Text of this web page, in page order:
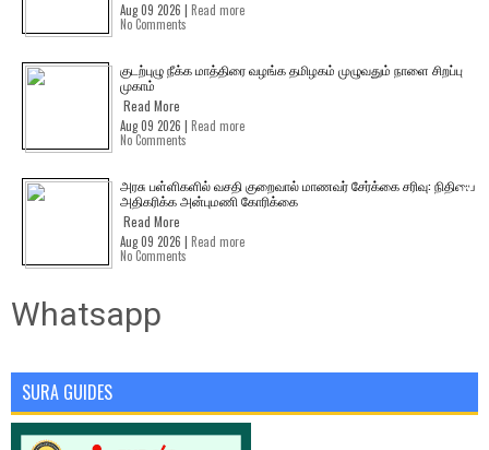
Aug 09 2026 | Read more
No Comments
குடற்புழு நீக்க மாத்திரை வழங்க தமிழகம் முழுவதும் நாளை சிறப்பு
முகாம்
Read More
Aug 09 2026 | Read more
No Comments
அரசு பள்ளிகளில் வசதி குறைவால் மாணவர் சேர்க்கை சரிவு: நிதியை
அதிகரிக்க அன்புமணி கோரிக்கை
Read More
Aug 09 2026 | Read more
No Comments
Whatsapp
SURA GUIDES